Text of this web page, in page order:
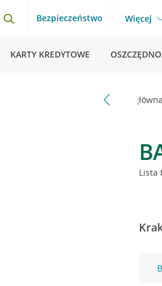
Bezpieczeństwo Więcej
KARTY KREDYTOWE
Strona główna
Lista